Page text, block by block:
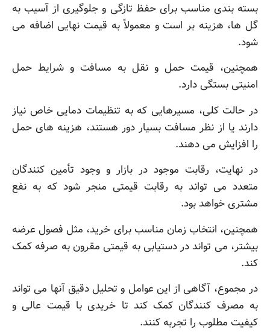
بسته بندی مناسب برای حفظ تازگی و جلوگیری از آسیب به
گل ها، هزینه بر است و معمولاً به قیمت نهایی اضافه می
شود.
همچنین، قیمت حمل و نقل به مسافت و شرایط حمل
امنیتی بستگی دارد.
در حالت کلی، مسیرهایی که به تنظیمات دمایی خاص نیاز
دارند یا از نظر مسافت بسیار دور هستند، هزینه های حمل
را افزایش می دهند.
در نهایت، رقابت موجود در بازار و وجود تأمین کنندگان
متعدد می تواند به رقابت قیمتی منجر شود که به نفع
مشتری خواهد بود.
همچنین، انتخاب زمان مناسب برای خرید، مثل فصول عرضه
بیشتر، می تواند در دستیابی به قیمتی مقرون به صرفه کمک
کند.
در مجموع، آگاهی از این عوامل و تحلیل دقیق آنها می تواند
به مصرف کنندگان کمک کند تا خریدی با قیمت عالی و
کیفیت مطلوب را تجربه کنند.